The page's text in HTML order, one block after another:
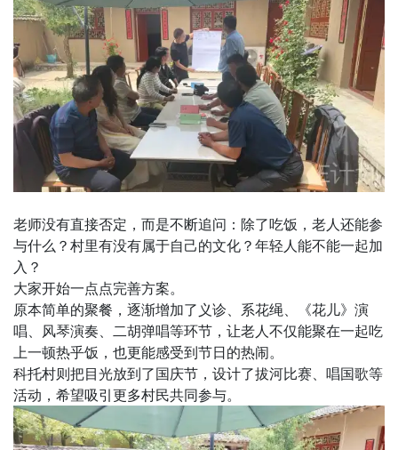
老师没有直接否定，而是不断追问：除了吃饭，老人还能参
与什么？村里有没有属于自己的文化？年轻人能不能一起加
入？
大家开始一点点完善方案。
原本简单的聚餐，逐渐增加了义诊、系花绳、《花儿》演
唱、风琴演奏、二胡弹唱等环节，让老人不仅能聚在一起吃
上一顿热乎饭，也更能感受到节日的热闹。
科托村则把目光放到了国庆节，设计了拔河比赛、唱国歌等
活动，希望吸引更多村民共同参与。